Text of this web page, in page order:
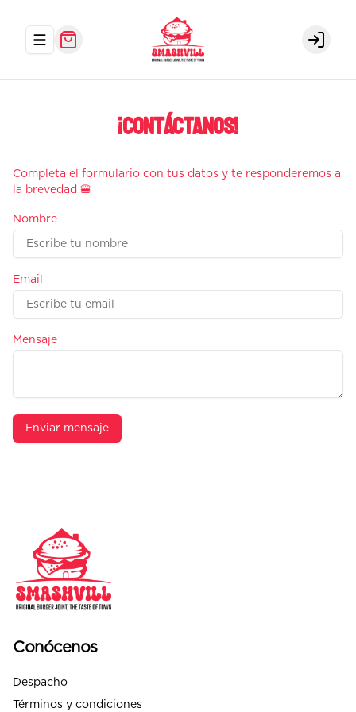
Abrir menu de navegación Login
¡Contáctanos!
Completa el formulario con tus datos y te responderemos a
la brevedad 🍔
Nombre
Email
Mensaje
Enviar mensaje
Conócenos
Despacho
Términos y condiciones